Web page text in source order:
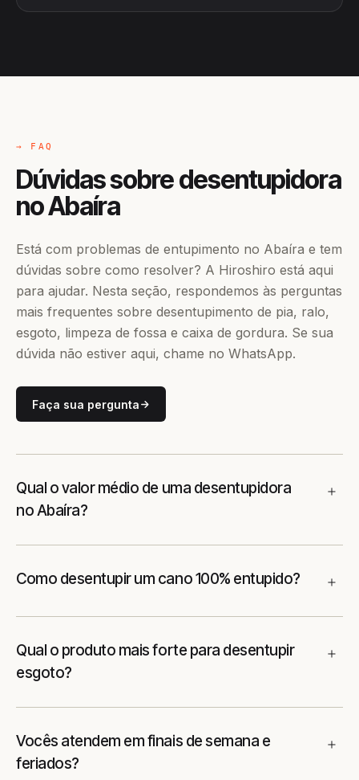
→ FAQ
Dúvidas sobre desentupidora
no Abaíra
Está com problemas de entupimento no Abaíra e tem
dúvidas sobre como resolver? A Hiroshiro está aqui
para ajudar. Nesta seção, respondemos às perguntas
mais frequentes sobre desentupimento de pia, ralo,
esgoto, limpeza de fossa e caixa de gordura. Se sua
dúvida não estiver aqui, chame no WhatsApp.
Faça sua pergunta
Qual o valor médio de uma desentupidora
no Abaíra?
Como desentupir um cano 100% entupido?
Qual o produto mais forte para desentupir
esgoto?
Vocês atendem em finais de semana e
feriados?